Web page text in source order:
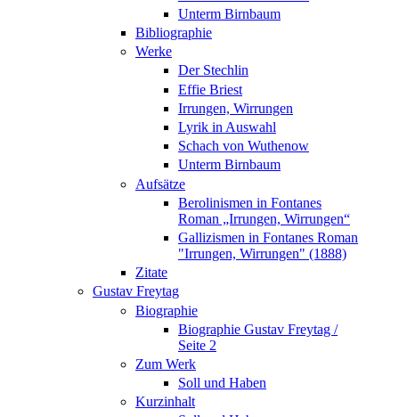
Unterm Birnbaum
Bibliographie
Werke
Der Stechlin
Effie Briest
Irrungen, Wirrungen
Lyrik in Auswahl
Schach von Wuthenow
Unterm Birnbaum
Aufsätze
Berolinismen in Fontanes
Roman „Irrungen, Wirrungen“
Gallizismen in Fontanes Roman
"Irrungen, Wirrungen" (1888)
Zitate
Gustav Freytag
Biographie
Biographie Gustav Freytag /
Seite 2
Zum Werk
Soll und Haben
Kurzinhalt